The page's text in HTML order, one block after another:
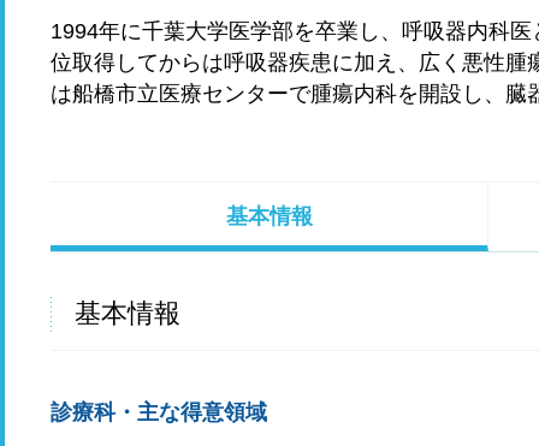
1994年に千葉大学医学部を卒業し、呼吸器内科
位取得してからは呼吸器疾患に加え、広く悪性
は船橋市立医療センターで腫瘍内科を開設し、
基本情報
基本情報
診療科・主な得意領域